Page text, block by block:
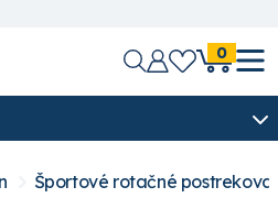
0
Športové rotačné